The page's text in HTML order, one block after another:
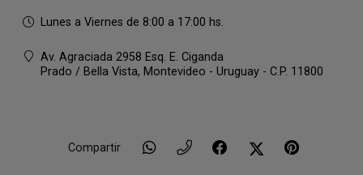
Lunes a Viernes de 8:00 a 17:00 hs.
Av. Agraciada 2958 Esq. E. Ciganda
Prado / Bella Vista, Montevideo - Uruguay - C.P. 11800
Compartir